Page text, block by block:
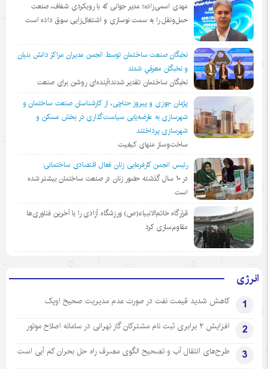
مهدی اسمی‌زاده؛ مدیر جوانی که با رویکردی شفاف، صنعت
حمل‌ونقل را به سمت نوسازی و اشتغال‌زایی سوق داده است
نخبگان صنعت ساختمان توسط انجمن مديران مراكز دانش بنيان
و نخبگان معرفي شدند
نخبگان ساختمان تقدیر شدند؛آینده‌ای روشن برای صنعت
پژمان جوزی و پیروز حناچی، از کارشناسان صنعت ساختمان و
شهرسازی به عارضه‌یابی سیاست‌گذاری در بخش مسکن و
شهرسازی پرداختند
ساخت‌وساز منهای کیفیت
رئیس انجمن کارفرمایی زنان فعال اقتصادی ساختمانی:
در ١٠ سال گذشته حضور زنان در صنعت ساختمان بیشتر شده
است
قرارگاه خاتم‌الانبیاء(ص) ورزشگاه آزادی را با آخرین فناوری‌ها
مقاوم‌سازی کرد
انرژی
1 کاهش شدید قیمت نفت در صورت عدم مدیریت صحیح اوپک
2 افزایش ۲ برابری ثبت نام مشترکان گاز تهرانی‌ در سامانه اصلاح موتور
3 طرح‌های انتقال آب و تصحیح الگوی مصرف راه حل بحران کم آبی است